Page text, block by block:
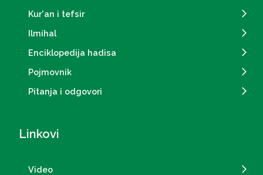
Kur'an i tefsir
Ilmihal
Enciklopedija hadisa
Pojmovnik
Pitanja i odgovori
Linkovi
Video